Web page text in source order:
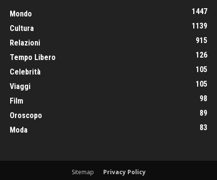
Mondo
1447
Cultura
1139
Relazioni
915
Tempo Libero
126
Celebrità
105
Viaggi
105
Film
98
Oroscopo
89
Moda
83
Sitemap Privacy Policy